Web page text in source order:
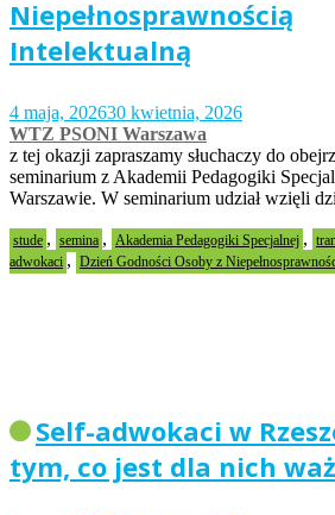
Niepełnosprawnością
Intelektualną
4 maja, 202630 kwietnia, 2026
WTZ PSONI Warszawa
z tej okazji zapraszamy słuchaczy do
seminarium z Akademii Pedagogiki
Warszawie. W seminarium udział wzięli
stude , semina , Akademia Pedagogiki Specjalnej ,
adwokaci , Dzień Godności Osoby z
Self-adwokaci w
tym, co jest dla nich